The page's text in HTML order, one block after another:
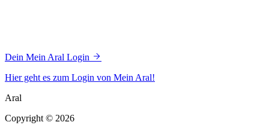
Dein Mein Aral Login
Hier geht es zum Login von Mein Aral!
Aral
Copyright © 2026